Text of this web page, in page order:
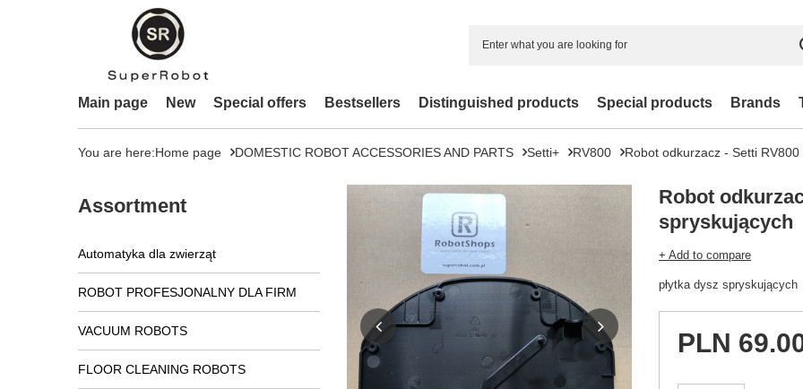
Main page New Special offers Bestsellers Distinguished products Special products Brands
You are here:Home page DOMESTIC ROBOT ACCESSORIES AND PARTS Setti+ RV800 Robot odkurzacz - Setti
Assortment
Automatyka dla zwierząt
ROBOT PROFESJONALNY DLA FIRM
VACUUM ROBOTS
FLOOR CLEANING ROBOTS
Robot
spryskujących
+ Add to compare
płytka dysz spryskujących
PLN